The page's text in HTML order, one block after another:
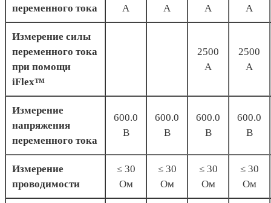
переменного тока
A
A
A
A
Измерение силы
переменного тока
при помощи
iFlex™
2500
A
2500
A
Измерение
напряжения
переменного тока
600.0
B
600.0
B
600.0
B
600.0
B
Измерение
проводимости
≤ 30
Ом
≤ 30
Ом
≤ 30
Ом
≤ 30
Ом